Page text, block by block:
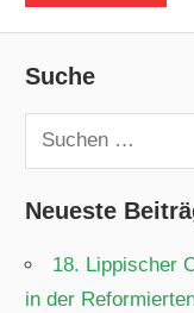
Suche
Suchen
nach:
Neueste
18. Lippischer
in der